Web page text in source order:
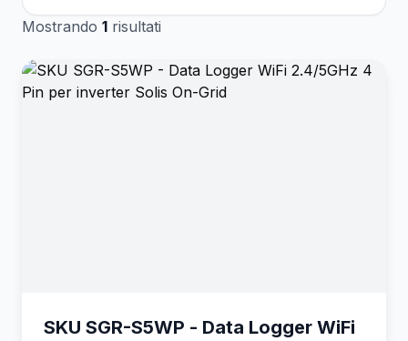
Mostrando 1 risultati
SKU SGR-S5WP - Data Logger WiFi